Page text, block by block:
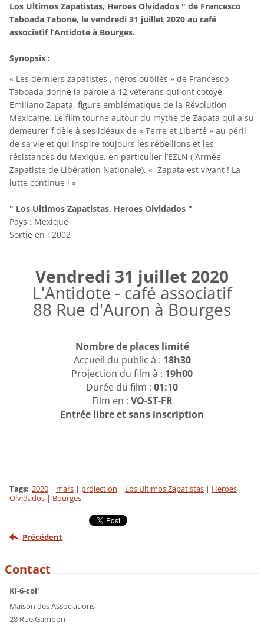
Los Ultimos Zapatistas, Heroes Olvidados " de Francesco
Taboada Tabone, le vendredi 31 juillet 2020 au café
associatif l’Antidote à Bourges.
Synopsis :
« Les derniers zapatistes , héros oubliés » de Francesco
Taboada donne la parole à 12 véterans qui ont cotoyé
Emiliano Zapata, figure emblématique de la Révolution
Mexicaine. Le film tourne autour du mythe de Zapata qui a su
demeurer fidèle à ses idéaux de « Terre et Liberté » au péril
de sa vie et qui inspire toujours les rébellions et les
résistances du Mexique, en particulier l’EZLN ( Armée
Zapatiste de Libération Nationale). « Zapata est vivant ! La
lutte continue ! »
" Los Ultimos Zapatistas, Heroes Olvidados "
Pays : Mexique
Sortie en : 2002
Vendredi 31 juillet 2020
L'Antidote - café associatif
88 Rue d'Auron à Bourges
Nombre de places limité
Accueil du public à : 18h30
Projection du film à : 19h00
Durée du film : 01:10
Film en : VO-ST-FR
Entrée libre et sans inscription
Tags: 2020 | mars | projection | Los Ultimos Zapatistas | Heroes
Olvidados | Bourges
Précédent
Contact
Ki-6-col'
Maison des Associations
28 Rue Gambon